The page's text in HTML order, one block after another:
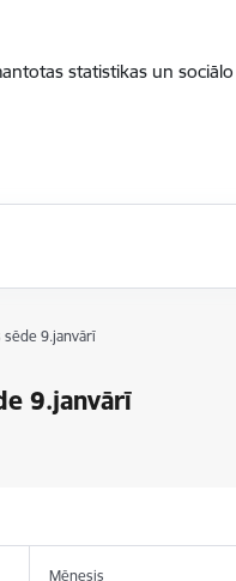
statistikas un
9.janvārī
9.janvārī
Mēnesis